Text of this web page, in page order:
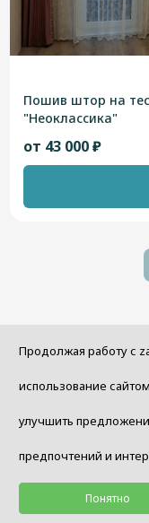
Пошив штор на
"Неоклассика"
от 43 000 ₽
дизайнера!
Меня зовут
Продолжая работу с
использование
улучшить
предпочтений и
Понятно